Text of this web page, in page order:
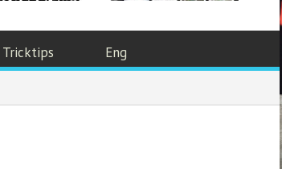
Tricktips Eng